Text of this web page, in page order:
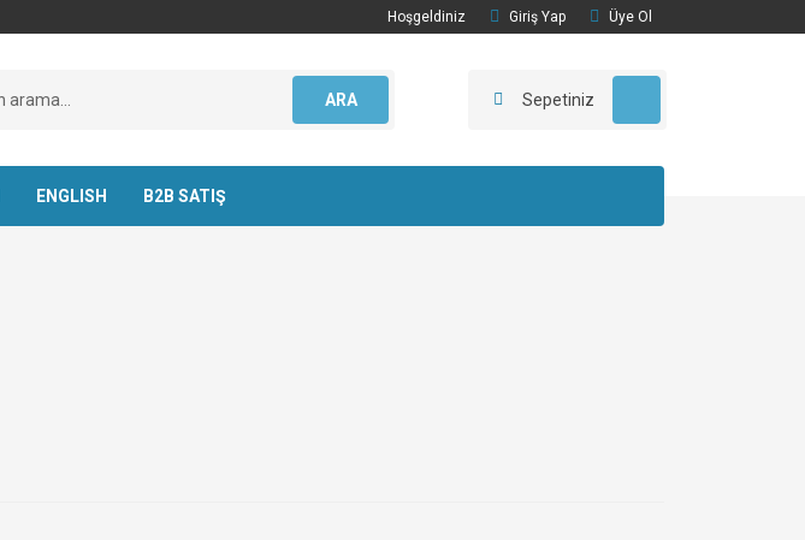
Hoşgeldiniz Giriş Yap Üye Ol
ARA Sepetiniz
ENGLISH B2B SATIŞ